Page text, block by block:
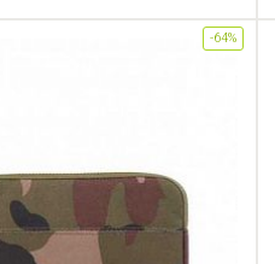
-64%